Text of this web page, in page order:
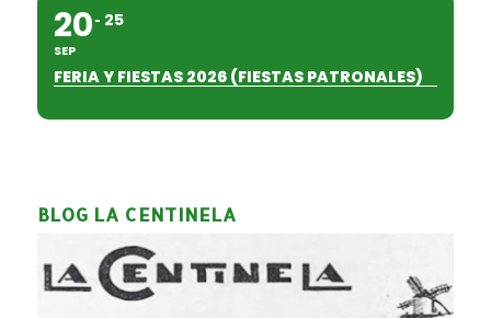
20
SEP
25
FERIA Y FIESTAS 2026 (FIESTAS PATRONALES)
BLOG LA CENTINELA